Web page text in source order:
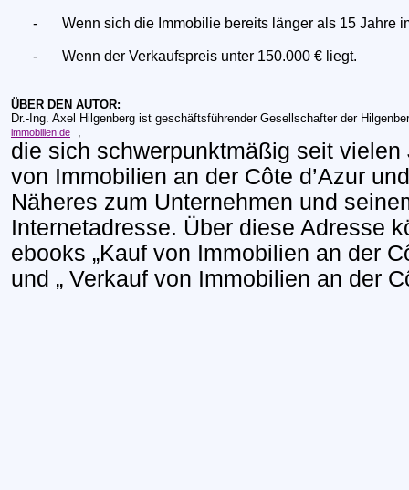
- Wenn sich die Immobilie bereits länger als 15 Jahre
- Wenn der Verkaufspreis unter 150.000 € liegt.
ÜBER DEN AUTOR:
Dr.-Ing. Axel Hilgenberg ist geschäftsführender Gesellschafter der
immobilien.de
die sich schwerpunktmäßig seit
von Immobilien an der Côte d’Azur
Näheres zum Unternehmen und
Internetadresse. Über diese Adresse
ebooks „Kauf von Immobilien an der
und „ Verkauf von Immobilien an der